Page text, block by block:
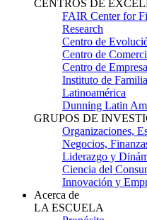
CENTROS DE
FAIR Center for
Research
Centro de
Centro de
Centro de
Instituto de
Latinoamérica
Dunning Latin
GRUPOS DE
Organizaciones,
Negocios,
Liderazgo y
Ciencia del
Innovación y
Acerca de
LA ESCUELA